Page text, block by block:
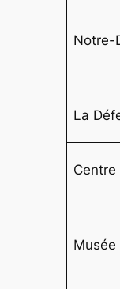
Notre-
La
Centre
Musée